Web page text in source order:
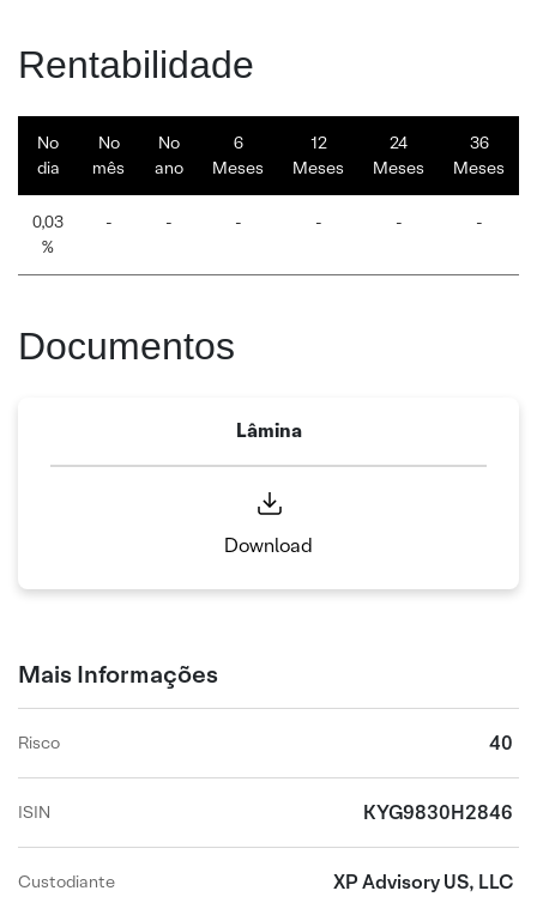
Rentabilidade
No
dia
No
mês
No
ano
6
Meses
12
Meses
24
Meses
36
Meses
0,03
%
- - - - - -
Documentos
Lâmina
Download
Mais Informações
Risco 40
ISIN KYG9830H2846
Custodiante XP Advisory US, LLC